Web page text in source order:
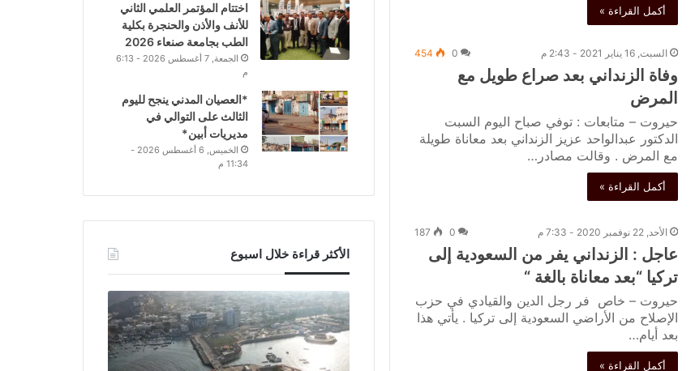
أكمل القراءة »
السبت, 16 يناير 2021 - 2:43 م 0
454
وفاة الزنداني بعد صراع طويل مع
المرض
حيروت – متابعات : توفي صباح اليوم السبت
الدكتور عبدالواحد عزيز الزنداني بعد معاناة طويلة
مع المرض . وقالت مصادر…
أكمل القراءة »
الأحد, 22 نوفمبر 2020 - 7:33 م 0
187
عاجل : الزنداني يفر من السعودية إلى
تركيا “بعد معاناة بالغة “
حيروت – خاص فر رجل الدين والقيادي في حزب
الإصلاح من الأراضي السعودية إلى تركيا . يأتي هذا
بعد أيام…
أكمل القراءة »
اختتام المؤتمر العلمي الثاني
للأنف والأذن والحنجرة بكلية
الطب بجامعة صنعاء 2026
الجمعة, 7 أغسطس 2026 - 6:13
م
*العصيان المدني ينجح لليوم
الثالث على التوالي في
مديريات أبين*
الخميس, 6 أغسطس 2026 -
11:34 م
الأكثر قراءة خلال اسبوع